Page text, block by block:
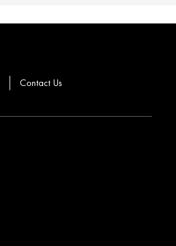
Contact Us